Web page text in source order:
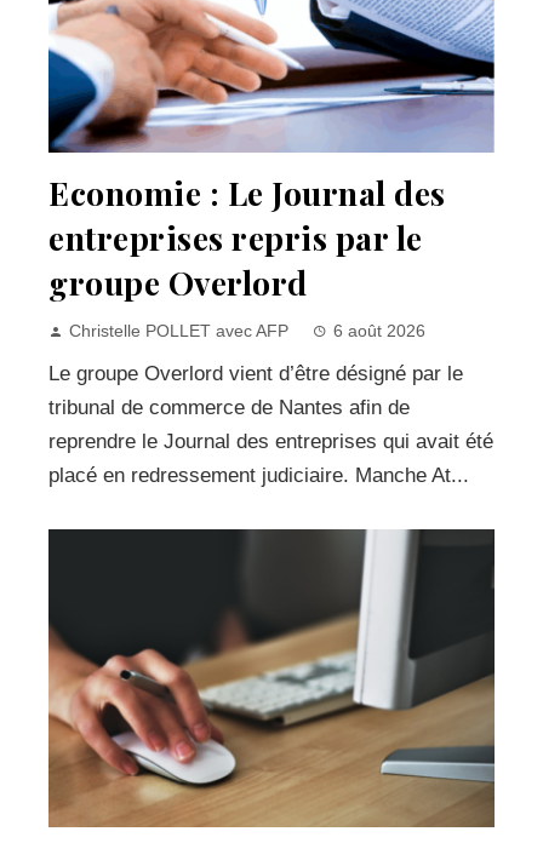
Economie : Le Journal des
entreprises repris par le
groupe Overlord
Christelle POLLET avec AFP 6 août 2026
Le groupe Overlord vient d’être désigné par le
tribunal de commerce de Nantes afin de
reprendre le Journal des entreprises qui avait été
placé en redressement judiciaire. Manche At...